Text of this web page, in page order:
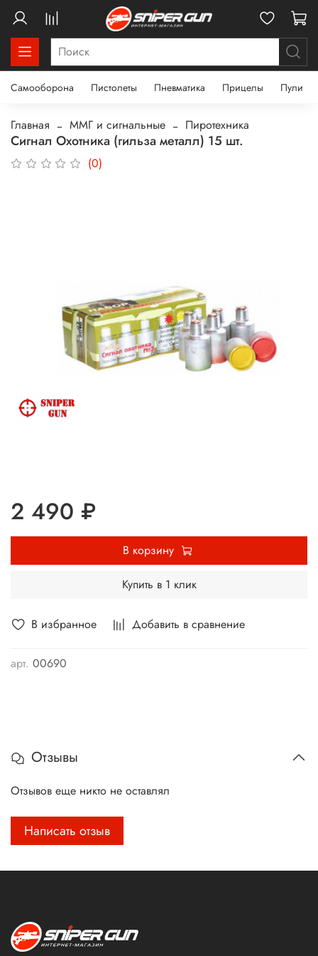
Самооборона Пистолеты Пневматика Прицелы Пули
Главная ММГ и сигнальные Пиротехника
Сигнал Охотника (гильза металл) 15 шт.
(0)
В избранное Добавить в сравнение
арт. 00690
2 490 ₽
В корзину
Купить в 1 клик
Отзывы
Отзывов еще никто не оставлял
Написать отзыв